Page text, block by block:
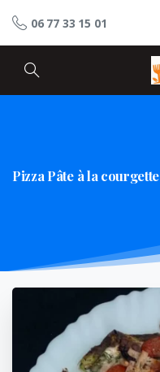
06 77 33 15 01
Pizza Pâte àla courgette